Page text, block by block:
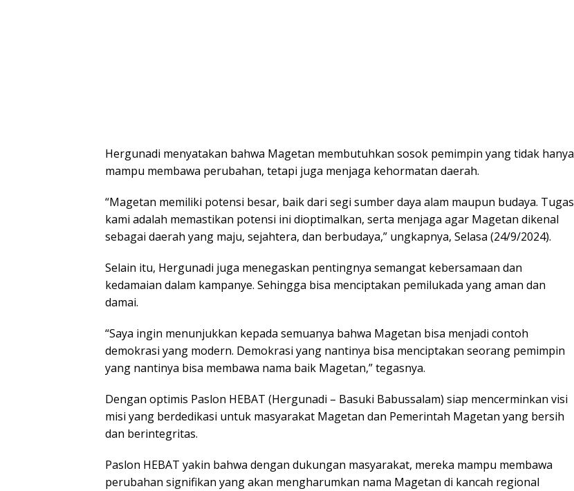
Hergunadi menyatakan bahwa Magetan membutuhkan sosok pemimpin yang tidak hanya
mampu membawa perubahan, tetapi juga menjaga kehormatan daerah.
“Magetan memiliki potensi besar, baik dari segi sumber daya alam maupun budaya. Tugas
kami adalah memastikan potensi ini dioptimalkan, serta menjaga agar Magetan dikenal
sebagai daerah yang maju, sejahtera, dan berbudaya,” ungkapnya, Selasa (24/9/2024).
Selain itu, Hergunadi juga menegaskan pentingnya semangat kebersamaan dan
kedamaian dalam kampanye. Sehingga bisa menciptakan pemilukada yang aman dan
damai.
“Saya ingin menunjukkan kepada semuanya bahwa Magetan bisa menjadi contoh
demokrasi yang modern. Demokrasi yang nantinya bisa menciptakan seorang pemimpin
yang nantinya bisa membawa nama baik Magetan,” tegasnya.
Dengan optimis Paslon HEBAT (Hergunadi – Basuki Babussalam) siap mencerminkan visi
misi yang berdedikasi untuk masyarakat Magetan dan Pemerintah Magetan yang bersih
dan berintegritas.
Paslon HEBAT yakin bahwa dengan dukungan masyarakat, mereka mampu membawa
perubahan signifikan yang akan mengharumkan nama Magetan di kancah regional